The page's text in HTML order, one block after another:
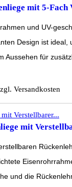
mit 5-Fach
und UV-
Design ist
Aussehen für
Versandkosten
mit
und die